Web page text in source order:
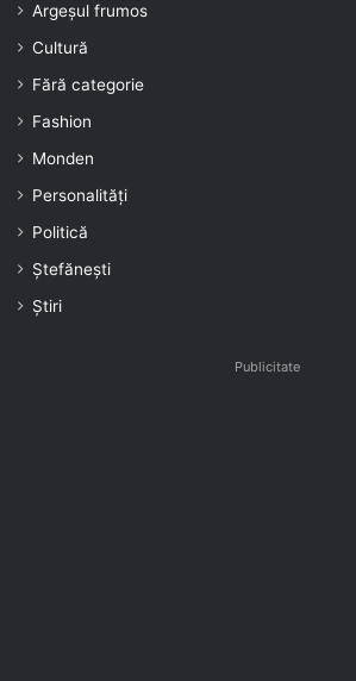
Argeșul frumos
Cultură
Fără categorie
Fashion
Monden
Personalități
Politică
Ștefănești
Știri
Publicitate